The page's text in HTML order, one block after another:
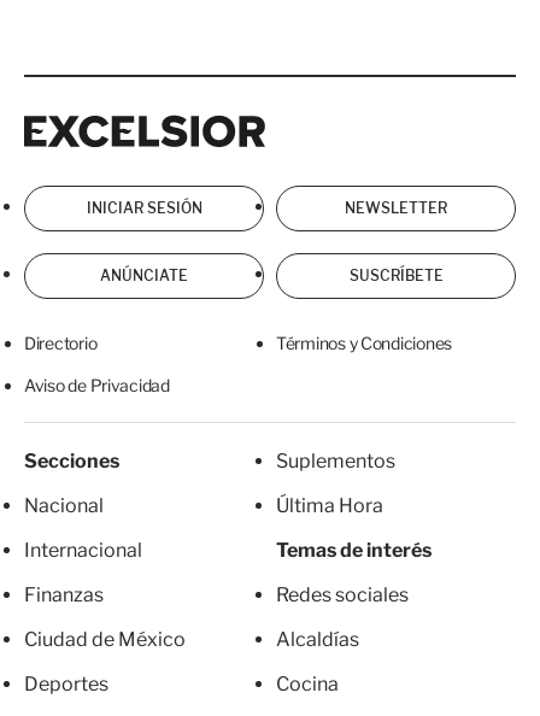
INICIAR SESIÓN NEWSLETTER
ANÚNCIATE SUSCRÍBETE
Directorio Términos y Condiciones
Aviso de Privacidad
Secciones
Nacional
Internacional
Finanzas
Ciudad de México
Deportes
Suplementos
Última Hora
Temas de interés
Redes sociales
Alcaldías
Cocina